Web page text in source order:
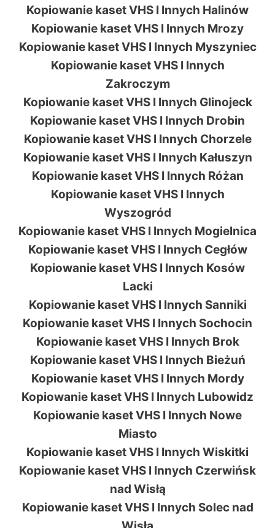
Kopiowanie kaset VHS I Innych Halinów
Kopiowanie kaset VHS I Innych Mrozy
Kopiowanie kaset VHS I Innych Myszyniec
Kopiowanie kaset VHS I Innych
Zakroczym
Kopiowanie kaset VHS I Innych Glinojeck
Kopiowanie kaset VHS I Innych Drobin
Kopiowanie kaset VHS I Innych Chorzele
Kopiowanie kaset VHS I Innych Kałuszyn
Kopiowanie kaset VHS I Innych Różan
Kopiowanie kaset VHS I Innych
Wyszogród
Kopiowanie kaset VHS I Innych Mogielnica
Kopiowanie kaset VHS I Innych Cegłów
Kopiowanie kaset VHS I Innych Kosów
Lacki
Kopiowanie kaset VHS I Innych Sanniki
Kopiowanie kaset VHS I Innych Sochocin
Kopiowanie kaset VHS I Innych Brok
Kopiowanie kaset VHS I Innych Bieżuń
Kopiowanie kaset VHS I Innych Mordy
Kopiowanie kaset VHS I Innych Lubowidz
Kopiowanie kaset VHS I Innych Nowe
Miasto
Kopiowanie kaset VHS I Innych Wiskitki
Kopiowanie kaset VHS I Innych Czerwińsk
nad Wisłą
Kopiowanie kaset VHS I Innych Solec nad